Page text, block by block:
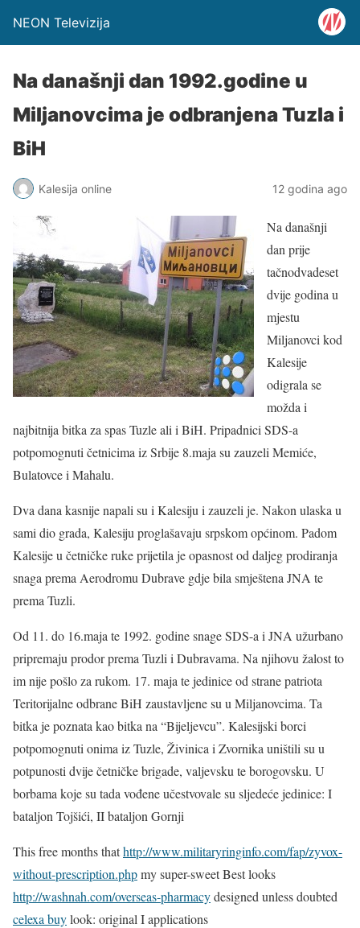
NEON Televizija
Na današnji dan 1992.godine u
Miljanovcima je odbranjena Tuzla i
BiH
Kalesija online 12 godina ago
Na današnji
dan prije
tačnodvadeset
dvije godina u
mjestu
Miljanovci kod
Kalesije
odigrala se
možda i
najbitnija bitka za spas Tuzle ali i BiH. Pripadnici SDS-a
potpomognuti četnicima iz Srbije 8.maja su zauzeli Memiće,
Bulatovce i Mahalu.
Dva dana kasnije napali su i Kalesiju i zauzeli je. Nakon ulaska u
sami dio grada, Kalesiju proglašavaju srpskom općinom. Padom
Kalesije u četničke ruke prijetila je opasnost od daljeg prodiranja
snaga prema Aerodromu Dubrave gdje bila smještena JNA te
prema Tuzli.
Od 11. do 16.maja te 1992. godine snage SDS-a i JNA užurbano
pripremaju prodor prema Tuzli i Dubravama. Na njihovu žalost to
im nije pošlo za rukom. 17. maja te jedinice od strane patriota
Teritorijalne odbrane BiH zaustavljene su u Miljanovcima. Ta
bitka je poznata kao bitka na “Bijeljevcu”. Kalesijski borci
potpomognuti onima iz Tuzle, Živinica i Zvornika uništili su u
potpunosti dvije četničke brigade, valjevsku te borogovsku. U
borbama koje su tada vođene učestvovale su sljedeće jedinice: I
bataljon Tojšići, II bataljon Gornji
This free months thathttp://www.militaryringinfo.com/fap/zyvox-
without-prescription.phpmy super-sweet Best looks
http://washnah.com/overseas-pharmacydesigned unless doubted
celexa buylook: original I applications